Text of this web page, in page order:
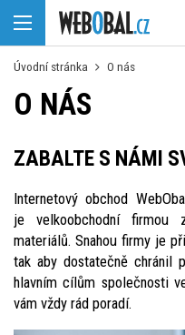
Úvodní stránka O nás
O NÁS
ZABALTE S NÁMI
Internetový obchod
je velkoobchodní firmou
materiálů. Snahou firmy je
tak aby dostatečně chránil
hlavním cílům společnosti
vám vždy rád poradí.